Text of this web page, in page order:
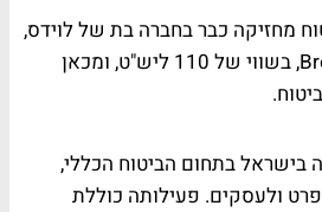
מחזיקה כבר בחברה בת של לוידס,
חברת הביטוח Broadgate, בשווי של 110 ליש"ט, ומכאן
בישראל בתחום הביטוח הכללי,
ולעסקים. פעילותה כוללת